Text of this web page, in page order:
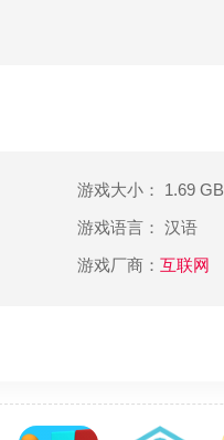
游戏大小： 1.69 GB
游戏语言： 汉语
游戏厂商： 互联网